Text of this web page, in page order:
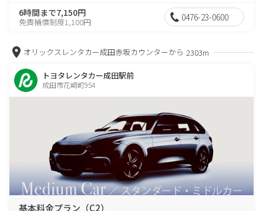
6時間まで7,150円
免責補償制度1,100円 0476-23-0600
オリックスレンタカー成田赤坂カウンターから 2303m
トヨタレンタカー成田駅前
成田市花崎町954
基本料金プラン（C2）